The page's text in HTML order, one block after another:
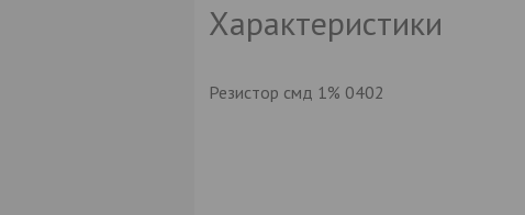
Характеристики
Резистор смд 1% 0402